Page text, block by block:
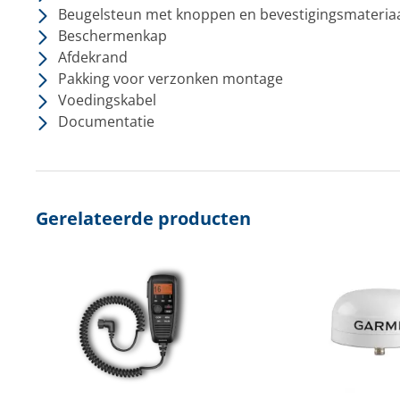
Beugelsteun met knoppen en
Beschermenkap
Afdekrand
Pakking voor verzonken montage
Voedingskabel
Documentatie
Gerelateerde producten